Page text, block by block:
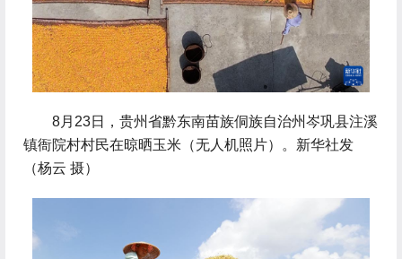
8月23日，贵州省黔东南苗族侗族自治州岑巩县注溪
镇衙院村村民在晾晒玉米（无人机照片）。新华社发
（杨云 摄）